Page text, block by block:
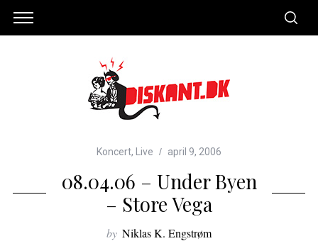
Koncert, Live april 9, 2006
08.04.06 – Under Byen
– Store Vega
by Niklas K. Engstrøm